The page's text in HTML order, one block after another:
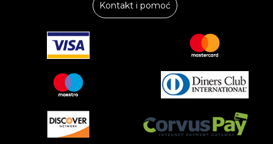
Kontakt i pomoć